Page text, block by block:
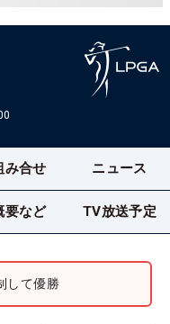
み合せ ニュース
要など TV放送予定
して優勝